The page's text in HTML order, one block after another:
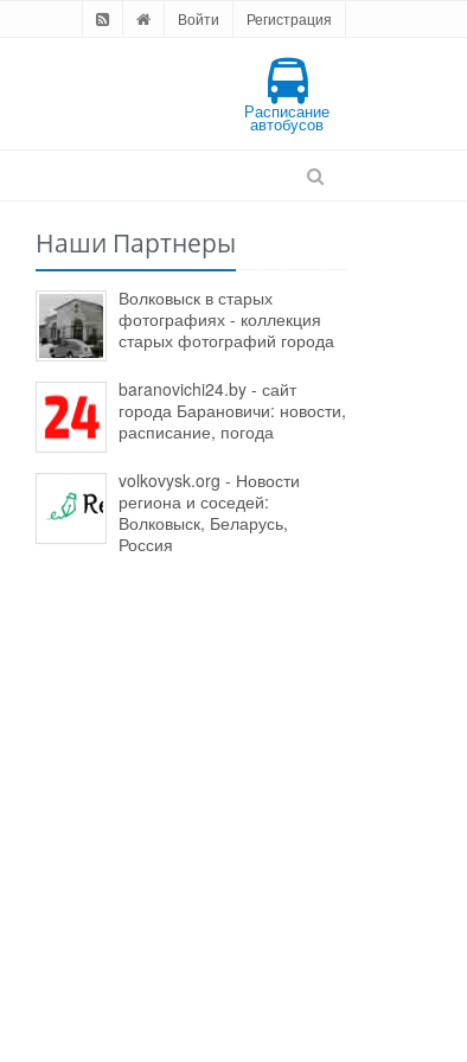
Войти Регистрация
Расписание
автобусов
Наши Партнеры
Волковыск в старых
фотографиях - коллекция
старых фотографий города
baranovichi24.by - сайт
города Барановичи: новости,
расписание, погода
volkovysk.org - Новости
региона и соседей:
Волковыск, Беларусь,
Россия